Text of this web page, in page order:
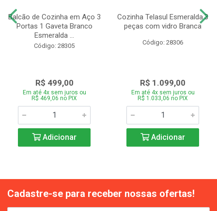
Balcão de Cozinha em Aço 3
Portas 1 Gaveta Branco
Esmeralda ...
Código: 28305
R$ 499,00
Em até 4x sem juros ou
R$ 469,06 no PIX
Adicionar
Cozinha Telasul Esmeralda.3
peças com vidro Branca
Código: 28306
R$ 1.099,00
Em até 4x sem juros ou
R$ 1.033,06 no PIX
Adicionar
Cadastre-se para receber nossas ofertas!